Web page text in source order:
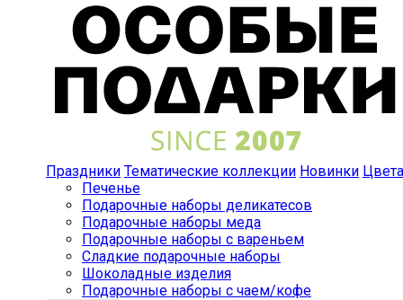
Праздники Тематические коллекции Новинки Цвета
Печенье
Подарочные наборы деликатесов
Подарочные наборы меда
Подарочные наборы с вареньем
Сладкие подарочные наборы
Шоколадные изделия
Подарочные наборы с чаем/кофе